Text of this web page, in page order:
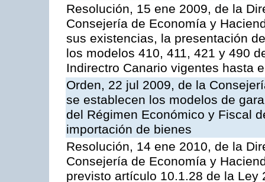
Resolución, 15 ene 2009, de la
Consejería de Economía y
sus existencias, la presentación
los modelos 410, 411, 421 y 490
Indirectro Canario vigentes hasta
Orden, 22 jul 2009, de la
se establecen los modelos de
del Régimen Económico y Fiscal
importación de bienes
Resolución, 14 ene 2010, de la
Consejería de Economía y
previsto artículo 10.1.28 de la Ley